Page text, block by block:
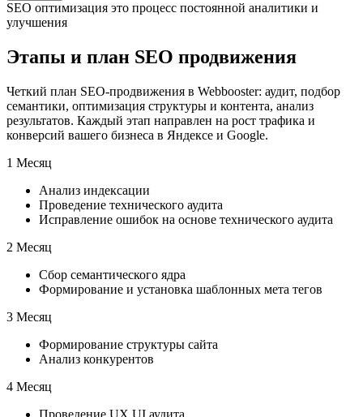
SEO оптимизация это процесс постоянной аналитики и
улучшения
Этапы и план SEO продвижения
Четкий план SEO-продвижения в Webbooster: аудит, подбор
семантики, оптимизация структуры и контента, анализ
результатов. Каждый этап направлен на рост трафика и
конверсий вашего бизнеса в Яндексе и Google.
1 Месяц
Анализ индексации
Проведение технического аудита
Исправление ошибок на основе технического аудита
2 Месяц
Сбор семантического ядра
Формирование и установка шаблонных мета тегов
3 Месяц
Формирование структуры сайта
Анализ конкурентов
4 Месяц
Проведение UX UI аудита